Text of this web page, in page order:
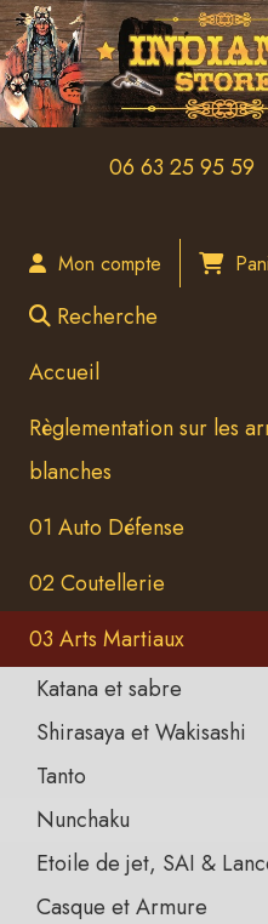
06 63 25 95 59
Mon compte
Recherche
Accueil
Règlementation sur les
blanches
01 Auto Défense
02 Coutellerie
03 Arts Martiaux
Katana et sabre
Shirasaya et Wakisashi
Tanto
Nunchaku
Etoile de jet, SAI &
Casque et Armure
Panneau de gestion des cookies